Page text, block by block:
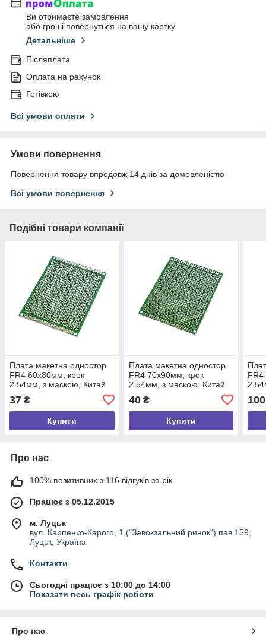
Ви отримаєте замовлення
або гроші повернуться на вашу картку
Детальніше
Післяплата
Оплата на рахунок
Готівкою
Всі умови оплати
Умови повернення
Повернення товару впродовж 14 днів за домовленістю
Всі умови повернення
Подібні товари компанії
Плата макетна одностор.
FR4 60х80мм, крок
2.54мм, з маскою, Китай
37 ₴
Купити
Плата макетна одностор.
FR4 70х90мм, крок
2.54мм, з маскою, Китай
40₴
Купити
FR4
100
Про нас
100% позитивних з 116 відгуків за рік
Працює з 05.12.2015
м. Луцьк
вул. Карпенко-Карого, 1 ("Завокзальний ринок") пав.159,
Луцьк, Україна
Контакти
Сьогодні працює з 10:00 до 14:00
Показати весь графік роботи
Про нас